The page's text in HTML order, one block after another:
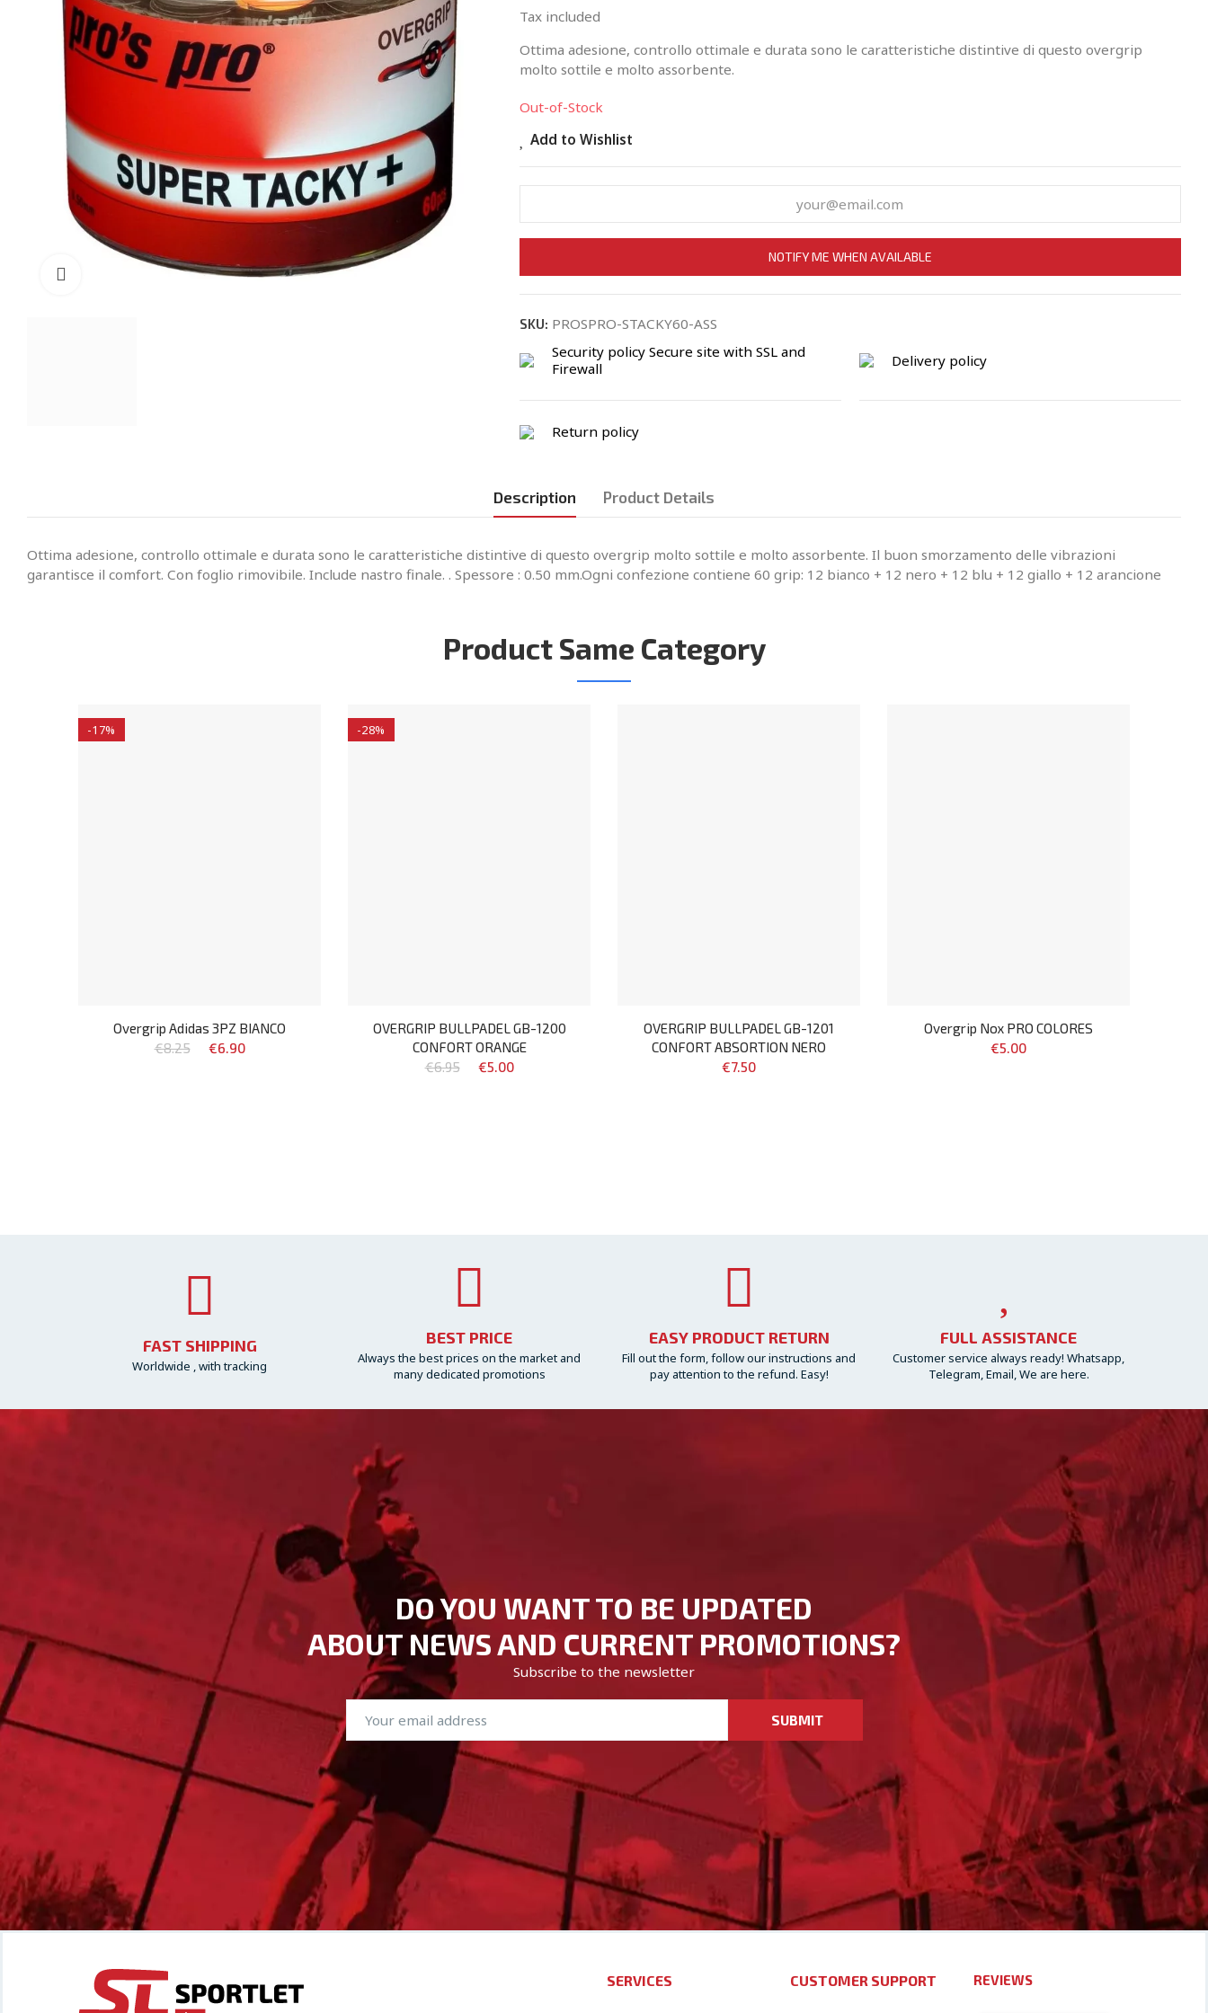
Click to enlarge
Tax included
Ottima adesione, controllo ottimale e durata sono le caratteristiche distintive di questo overgrip
molto sottile e molto assorbente.
Out-of-Stock
Add to Wishlist
NOTIFY ME WHEN AVAILABLE
SKU: PROSPRO-STACKY60-ASS
Security policy Secure site with SSL and
Firewall
Delivery policy
Return policy
Description Product Details
Ottima adesione, controllo ottimale e durata sono le caratteristiche distintive di questo overgrip molto sottile e molto assorbente. Il buon smorzamento delle vibrazioni
garantisce il comfort. Con foglio rimovibile. Include nastro finale. . Spessore : 0.50 mm.Ogni confezione contiene 60 grip: 12 bianco + 12 nero + 12 blu + 12 giallo + 12 arancione
Product Same Category
-17%
Overgrip Adidas 3PZ BIANCO
€8.25
€6.90
-28%
OVERGRIP BULLPADEL GB-1200
CONFORT ORANGE
€6.95
€5.00
OVERGRIP BULLPADEL GB-1201
CONFORT ABSORTION NERO
€7.50
Overgrip Nox PRO COLORES
€5.00
FAST SHIPPING
Worldwide , with tracking
BEST PRICE
Always the best prices on the market and
many dedicated promotions
EASY PRODUCT RETURN
Fill out the form, follow our instructions and
pay attention to the refund. Easy!
FULL ASSISTANCE
Customer service always ready! Whatsapp,
Telegram, Email, We are here.
DO YOU WANT TO BE UPDATED
ABOUT NEWS AND CURRENT PROMOTIONS?
Subscribe to the newsletter
SUBMIT
SERVICES CUSTOMER SUPPORT REVIEWS